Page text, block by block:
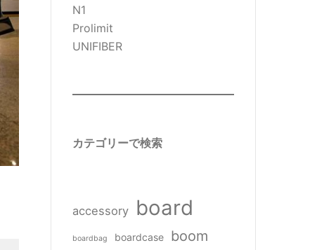
N1
Prolimit
UNIFIBER
カテゴリーで検索
accessory board
boardbag boardcase boom